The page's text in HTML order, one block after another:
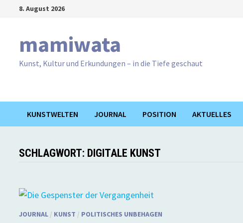
8. August 2026
mamiwata
Kunst, Kultur und Erkundungen – in die Tiefe geschaut
KUNSTWELTEN JOURNAL POSITION AKTUELLES
SCHLAGWORT: DIGITALE KUNST
JOURNAL / KUNST / POLITISCHES UNBEHAGEN